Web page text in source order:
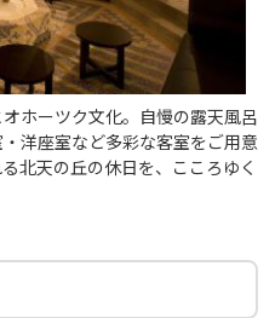
ホーツク文化。自慢の露天風呂
洋座室など多彩な客室をご用意
北天の丘の休日を、こころゆく